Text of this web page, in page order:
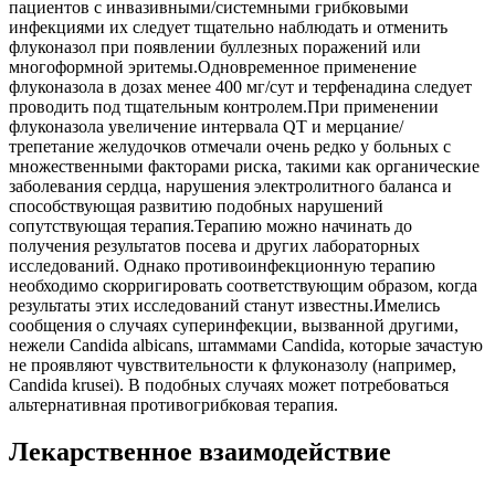
пациентов с инвазивными/системными грибковыми
инфекциями их следует тщательно наблюдать и отменить
флуконазол при появлении буллезных поражений или
многоформной эритемы.Одновременное применение
флуконазола в дозах менее 400 мг/сут и терфенадина следует
проводить под тщательным контролем.При применении
флуконазола увеличение интервала QT и мерцание/
трепетание желудочков отмечали очень редко у больных с
множественными факторами риска, такими как органические
заболевания сердца, нарушения электролитного баланса и
способствующая развитию подобных нарушений
сопутствующая терапия.Терапию можно начинать до
получения результатов посева и других лабораторных
исследований. Однако противоинфекционную терапию
необходимо скорригировать соответствующим образом, когда
результаты этих исследований станут известны.Имелись
сообщения о случаях суперинфекции, вызванной другими,
нежели Candida albicans, штаммами Candida, которые зачастую
не проявляют чувствительности к флуконазолу (например,
Candida krusei). В подобных случаях может потребоваться
альтернативная противогрибковая терапия.
Лекарственное взаимодействие